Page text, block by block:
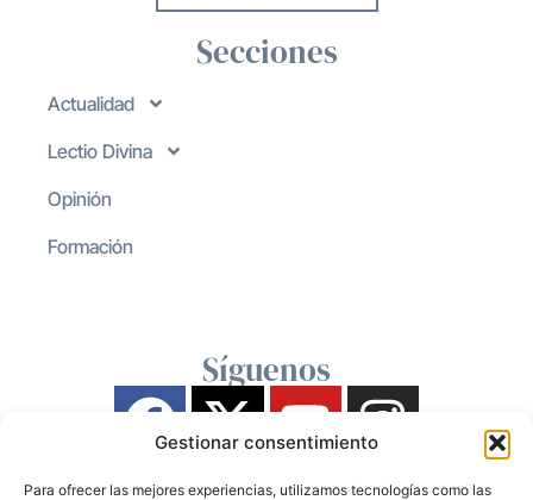
Gestionar consentimiento
Para ofrecer las mejores experiencias, utilizamos tecnologías como las
Secciones
Actualidad
Lectio Divina
Opinión
Formación
Síguenos